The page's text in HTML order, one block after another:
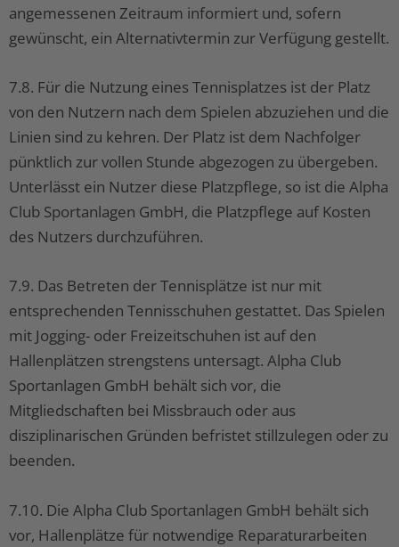
angemessenen Zeitraum informiert und, sofern
gewünscht, ein Alternativtermin zur Verfügung gestellt.
7.8. Für die Nutzung eines Tennisplatzes ist der Platz
von den Nutzern nach dem Spielen abzuziehen und die
Linien sind zu kehren. Der Platz ist dem Nachfolger
pünktlich zur vollen Stunde abgezogen zu übergeben.
Unterlässt ein Nutzer diese Platzpflege, so ist die Alpha
Club Sportanlagen GmbH, die Platzpflege auf Kosten
des Nutzers durchzuführen.
7.9. Das Betreten der Tennisplätze ist nur mit
entsprechenden Tennisschuhen gestattet. Das Spielen
mit Jogging- oder Freizeitschuhen ist auf den
Hallenplätzen strengstens untersagt. Alpha Club
Sportanlagen GmbH behält sich vor, die
Mitgliedschaften bei Missbrauch oder aus
disziplinarischen Gründen befristet stillzulegen oder zu
beenden.
7.10. Die Alpha Club Sportanlagen GmbH behält sich
vor, Hallenplätze für notwendige Reparaturarbeiten